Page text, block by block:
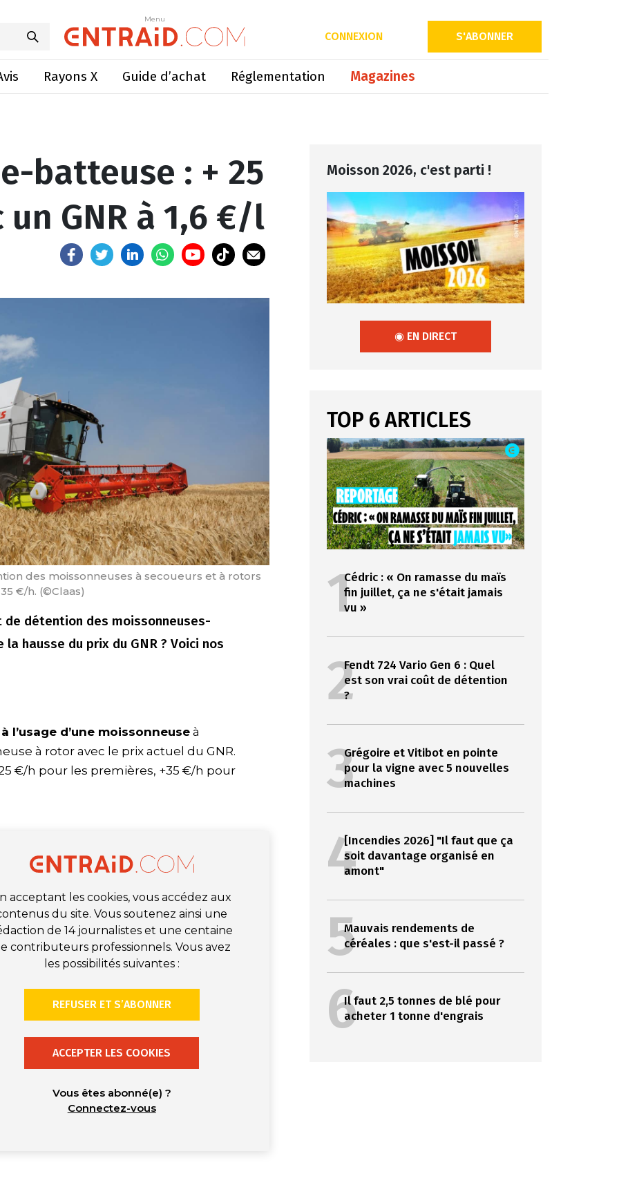
Menu
CONNEXION S'ABONNER
Rayons X Guide d’achat Réglementation Magazines
Menu
: + 25 à 35 €/h avec un GNR à 1,6 €/l
batteuse : + 25
GNR à 1,6 €/l
des moissonneuses à secoueurs et à rotors
€/h. (©Claas)
de détention des moissonneuses-
hausse du prix du GNR ? Voici nos
l’usage d’une moissonneuse à
à rotor avec le prix actuel du GNR.
25 €/h pour les premières, +35 €/h pour
acceptant les cookies, vous accédez aux
du site. Vous soutenez ainsi une
de 14 journalistes et une centaine
contributeurs professionnels. Vous avez
les possibilités suivantes :
REFUSER ET S’ABONNER
ACCEPTER LES COOKIES
Vous êtes abonné(e) ?
Connectez-vous
Moisson 2026, c'est parti !
◉ EN DIRECT
TOP 6 ARTICLES
1Cédric : « On ramasse du maïs
fin juillet, ça ne s'était jamais
vu »
2Fendt 724 Vario Gen 6 : Quel
est son vrai coût de détention
?
3Grégoire et Vitibot en pointe
pour la vigne avec 5 nouvelles
machines
4[Incendies 2026] "Il faut que ça
soit davantage organisé en
amont"
5Mauvais rendements de
céréales : que s'est-il passé ?
6Il faut 2,5 tonnes de blé pour
acheter 1 tonne d'engrais